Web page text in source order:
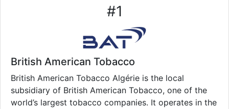
#1
British American Tobacco
British American Tobacco Algérie is the local
subsidiary of British American Tobacco, one of the
world’s largest tobacco companies. It operates in the